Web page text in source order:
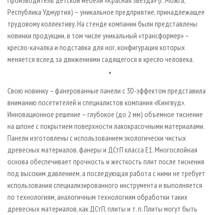
Республика Удмуртия) – уникальное предприятие, принадлежащее
трудовому коллективу. На стенде компании были представлены
новинки продукции, в том числе уникальный «трансформер» –
кресло-качалка и подставка для ног, конфигурация которых
меняется вслед за движениями садящегося в кресло человека.
*
Свою новинку – фанерованные панели с 3D-эффектом представила
вниманию посетителей и специалистов компания «Кингвуд».
Инновационное решение – глубокое (до 2 мм) объемное тиснение
на шпоне с покрытием поверхности лакокрасочными материалами.
Панели изготовлены с использованием экологически чистых
древесных материалов, фанеры и ДСтП класса Е1. Многослойная
основа обеспечивает прочность и жесткость плит после тиснения
под высоким давлением, а последующая работа с ними не требует
использования специализированного инструмента и выполняется
по технологиям, аналогичным технологиям обработки таких
древесных материалов, как ДСтП, плиты и т. п. Плиты могут быть